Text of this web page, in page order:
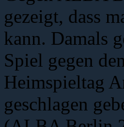
gezeigt, dass
kann. Damals
Spiel gegen
Heimspieltag
geschlagen